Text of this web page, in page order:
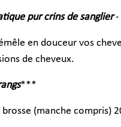
pur crins de sanglier-
en douceur vos
de cheveux.
***
(manche compris)